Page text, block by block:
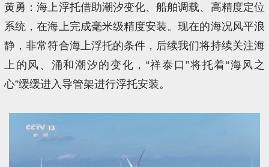
黄勇：海上浮托借助潮汐变化、船舶调载、高精度定位
系统，在海上完成毫米级精度安装。现在的海况风平浪
静，非常符合海上浮托的条件，后续我们将持续关注海
上的风、涌和潮汐的变化，“祥泰口”将托着“海风之
心”缓缓进入导管架进行浮托安装。